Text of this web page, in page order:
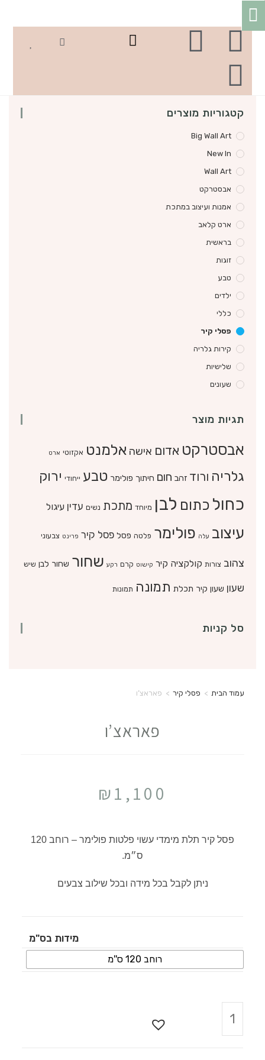
קטגוריות מוצרים
Big Wall Art
New In
Wall Art
אבסטרקט
אמנות ועיצוב במתכת
ארט קלאב
בראשית
זוגות
טבע
ילדים
כללי
פסלי קיר
קירות גלריה
שלישיות
שעונים
תגיות מוצר
אבסטרקט אדום אישה אלמנט אקזוטי ארט
גלריה ורוד זהב חום חיתוך פולימר טבע ייחודי ירוק
כחול כתום לבן מיוחד מתכת נשים עדין עיגול
עיצוב עלה פולימר פלטה פסל פסל קיר פרינט צבעוני
צהוב צורות קולקציה קיר קישוט קרם רקע שחור שחור לבן שיש
שעון שעון קיר תכלת תמונה תמונות
סל קניות
עמוד הבית > פסלי קיר > פאראצ’ו
פאראצ’ו
₪1,100
פסל קיר תלת מימדי עשוי פלטות פולימר – רוחב 120
ס״מ.
ניתן לקבל בכל מידה ובכל שילוב צבעים
מידות בס"מ
רוחב 120 ס''מ